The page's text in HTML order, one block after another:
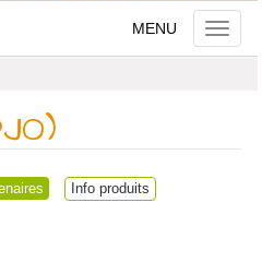
Toggle
MENU
Info produits